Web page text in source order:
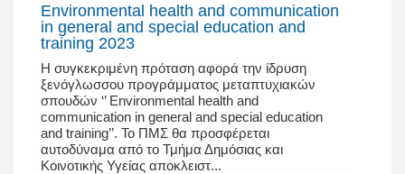
Environmental health and communication
in general and special education and
training 2023
Η συγκεκριμένη πρόταση αφορά την ίδρυση
ξενόγλωσσου προγράμματος μεταπτυχιακών
σπουδών ‘’ Environmental health and
communication in general and special education
and training’’. Το ΠΜΣ θα προσφέρεται
αυτοδύναμα από το Τμήμα Δημόσιας και
Κοινοτικής Υγείας αποκλειστ...